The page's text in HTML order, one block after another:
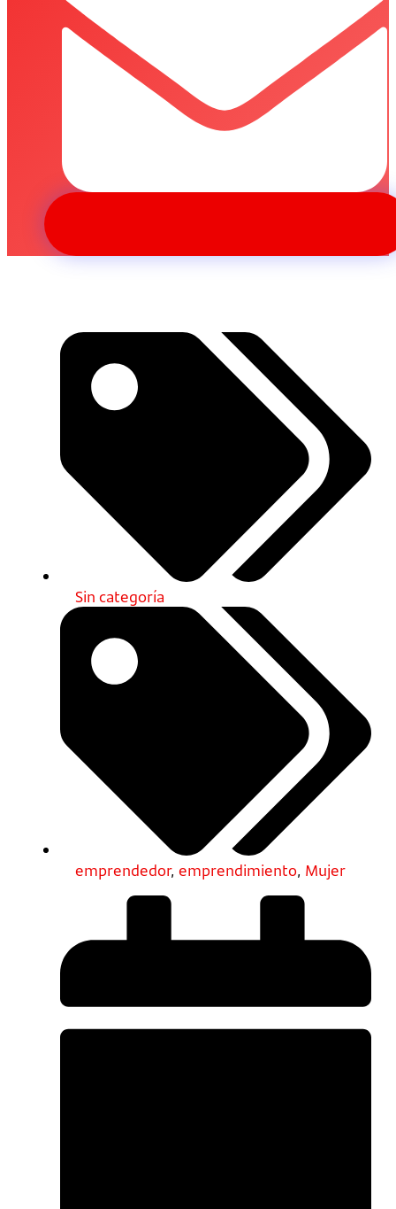
Sin categoría
emprendedor, emprendimiento, Mujer